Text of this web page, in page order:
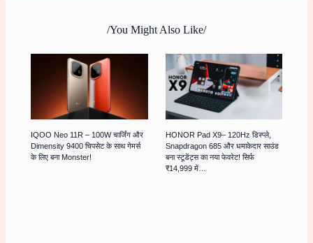
/You Might Also Like/
IQOO Neo 11R – 100W चार्जिंग और
Dimensity 9400 चिपसेट के साथ गेमर्स
के लिए बना Monster!
HONOR Pad X9– 120Hz डिस्प्ले,
Snapdragon 685 और धमाकेदार साउंड
बना स्टूडेंट्स का नया फेवरेट! सिर्फ
₹14,999 में…